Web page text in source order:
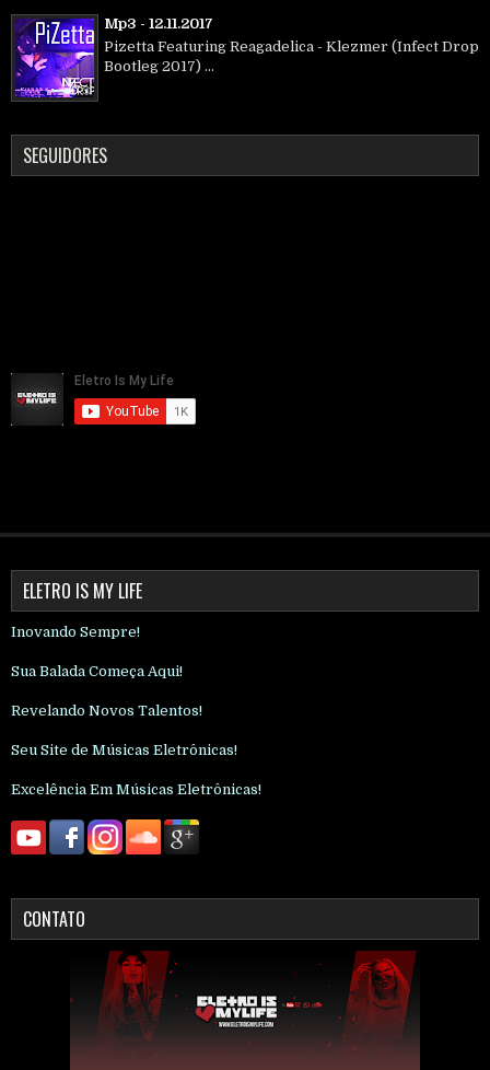
Mp3 - 12.11.2017
Pizetta Featuring Reagadelica - Klezmer (Infect Drop
Bootleg 2017) ...
SEGUIDORES
ELETRO IS MY LIFE
Inovando Sempre!
Sua Balada Começa Aqui!
Revelando Novos Talentos!
Seu Site de Músicas Eletrônicas!
Excelência Em Músicas Eletrônicas!
CONTATO